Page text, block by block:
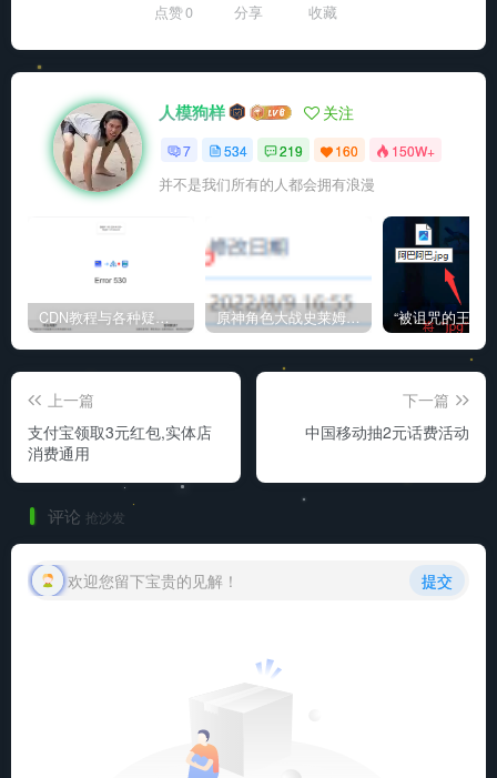
点赞0 分享 收藏
人模狗样 关注
7 534 219 160 150W+
并不是我们所有的人都会拥有浪漫
CDN教程与各种疑难杂症解决方法 原神角色大战史莱姆与丘丘人高质量视频
上一篇
支付宝领取3元红包,实体店
消费通用
下一篇
中国移动抽2元话费活动
评论 抢沙发
欢迎您留下宝贵的见解！ 提交